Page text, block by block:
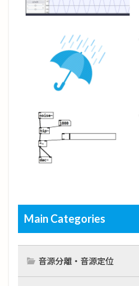
Main Categories
音源分離・音源定位